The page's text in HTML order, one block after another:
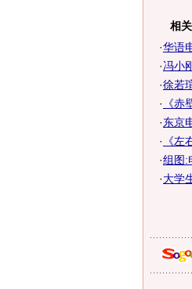
相
·华语
·冯小
·徐若
· 《
·东京
· 《
·组图:
·大学